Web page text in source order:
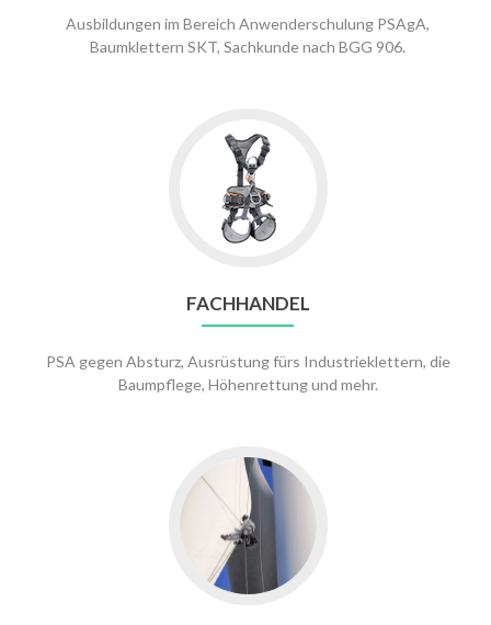
Ausbildungen im Bereich Anwenderschulung PSAgA,
Baumklettern SKT, Sachkunde nach BGG 906.
Go
to
Fachhandel
FACHHANDEL
PSA gegen Absturz, Ausrüstung fürs Industrieklettern, die
Baumpflege, Höhenrettung und mehr.
Go
to
Service